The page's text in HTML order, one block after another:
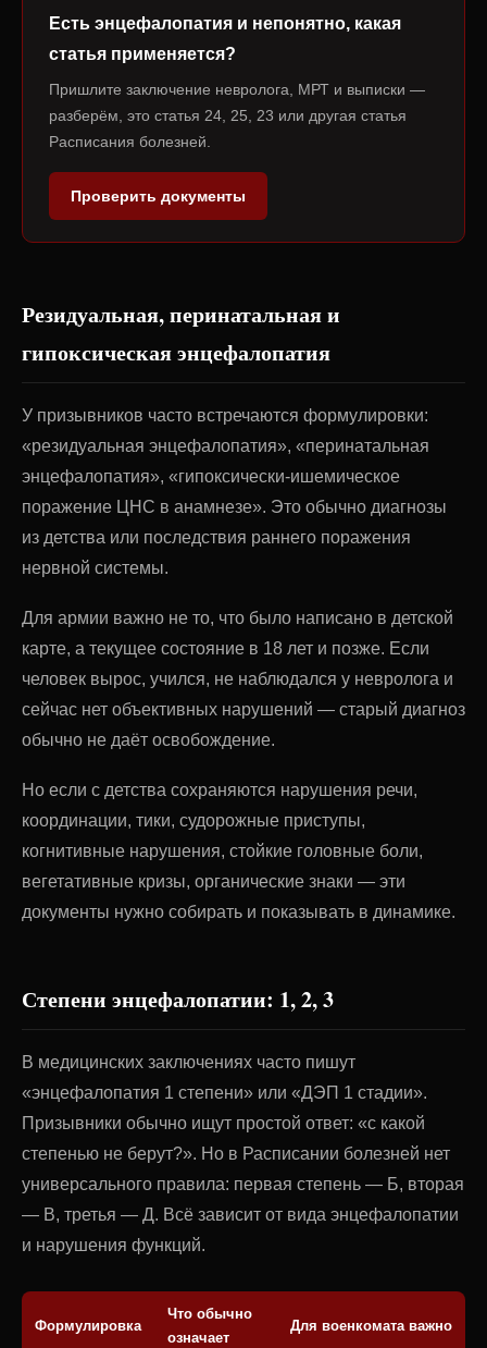
Есть энцефалопатия и непонятно, какая
статья применяется?
Пришлите заключение невролога, МРТ и выписки —
разберём, это статья 24, 25, 23 или другая статья
Расписания болезней.
Проверить документы
Резидуальная, перинатальная и
гипоксическая энцефалопатия
У призывников часто встречаются формулировки:
«резидуальная энцефалопатия», «перинатальная
энцефалопатия», «гипоксически-ишемическое
поражение ЦНС в анамнезе». Это обычно диагнозы
из детства или последствия раннего поражения
нервной системы.
Для армии важно не то, что было написано в детской
карте, а текущее состояние в 18 лет и позже. Если
человек вырос, учился, не наблюдался у невролога и
сейчас нет объективных нарушений — старый диагноз
обычно не даёт освобождение.
Но если с детства сохраняются нарушения речи,
координации, тики, судорожные приступы,
когнитивные нарушения, стойкие головные боли,
вегетативные кризы, органические знаки — эти
документы нужно собирать и показывать в динамике.
Степени энцефалопатии: 1, 2, 3
В медицинских заключениях часто пишут
«энцефалопатия 1 степени» или «ДЭП 1 стадии».
Призывники обычно ищут простой ответ: «с какой
степенью не берут?». Но в Расписании болезней нет
универсального правила: первая степень — Б, вторая
— В, третья — Д. Всё зависит от вида энцефалопатии
и нарушения функций.
Формулировка
Что обычно
означает
Для военкомата важно